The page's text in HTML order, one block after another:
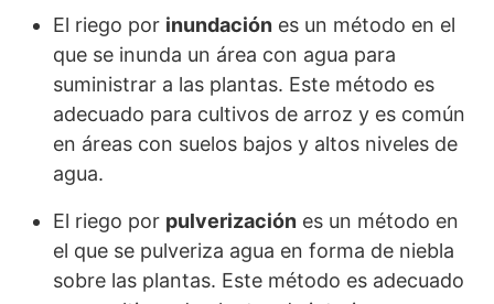
El riego por inundación es un método en el
que se inunda un área con agua para
suministrar a las plantas. Este método es
adecuado para cultivos de arroz y es común
en áreas con suelos bajos y altos niveles de
agua.
El riego por pulverización es un método en
el que se pulveriza agua en forma de niebla
sobre las plantas. Este método es adecuado